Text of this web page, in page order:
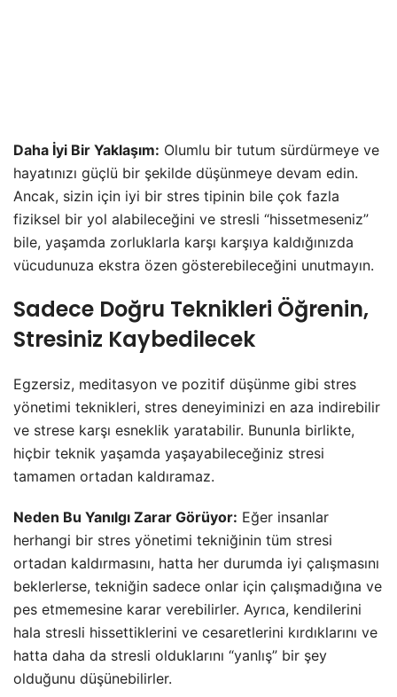
Daha İyi Bir Yaklaşım: Olumlu bir tutum sürdürmeye ve
hayatınızı güçlü bir şekilde düşünmeye devam edin.
Ancak, sizin için iyi bir stres tipinin bile çok fazla
fiziksel bir yol alabileceğini ve stresli “hissetmeseniz”
bile, yaşamda zorluklarla karşı karşıya kaldığınızda
vücudunuza ekstra özen gösterebileceğini unutmayın.
Sadece Doğru Teknikleri Öğrenin,
Stresiniz Kaybedilecek
Egzersiz, meditasyon ve pozitif düşünme gibi stres
yönetimi teknikleri, stres deneyiminizi en aza indirebilir
ve strese karşı esneklik yaratabilir. Bununla birlikte,
hiçbir teknik yaşamda yaşayabileceğiniz stresi
tamamen ortadan kaldıramaz.
Neden Bu Yanılgı Zarar Görüyor: Eğer insanlar
herhangi bir stres yönetimi tekniğinin tüm stresi
ortadan kaldırmasını, hatta her durumda iyi çalışmasını
beklerlerse, tekniğin sadece onlar için çalışmadığına ve
pes etmemesine karar verebilirler. Ayrıca, kendilerini
hala stresli hissettiklerini ve cesaretlerini kırdıklarını ve
hatta daha da stresli olduklarını “yanlış” bir şey
olduğunu düşünebilirler.